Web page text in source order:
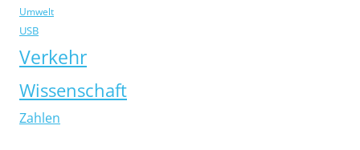
Umwelt
USB
Verkehr
Wissenschaft
Zahlen